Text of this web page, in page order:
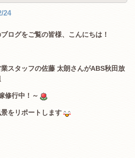
24
ログをご覧の皆様、こんにちは！
スタッフの佐藤 太朗さんがABS秋田放
修行中！～
をリポートします